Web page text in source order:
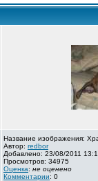
Название изображения:
Автор: redbor
Добавлено: 23/08/2011
Просмотров: 34975
Оценка: не оценено
Комментарии: 0